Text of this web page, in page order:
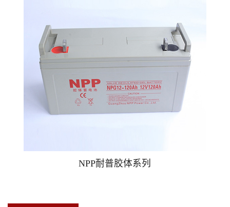
APC UPS电源
EPS消防应急电源
应急照明集中电源
NPP耐普胶体系列